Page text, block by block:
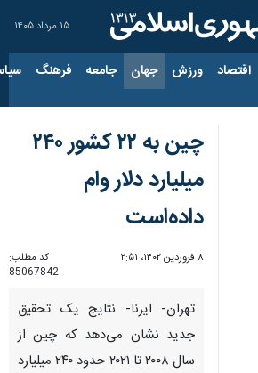
۱۵ مرداد ۱۴۰۵
اقتصاد ورزش جهان جامعه فرهنگ
چین به ۲۲ کشور ۲۴۰
میلیارد دلار وام
داده‌است
۸ فروردین ۱۴۰۲، ۲:۵۱
کد مطلب:
85067842
تهران- ایرنا- نتایج یک تحقیق
جدید نشان می‌دهد که چین از
سال ۲۰۰۸ تا ۲۰۲۱ حدود ۲۴۰ میلیارد